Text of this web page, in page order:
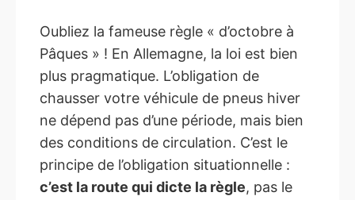
Oubliez la fameuse règle « d’octobre à
Pâques » ! En Allemagne, la loi est bien
plus pragmatique. L’obligation de
chausser votre véhicule de pneus hiver
ne dépend pas d’une période, mais bien
des conditions de circulation. C’est le
principe de l’obligation situationnelle :
c’est la route qui dicte la règle, pas le